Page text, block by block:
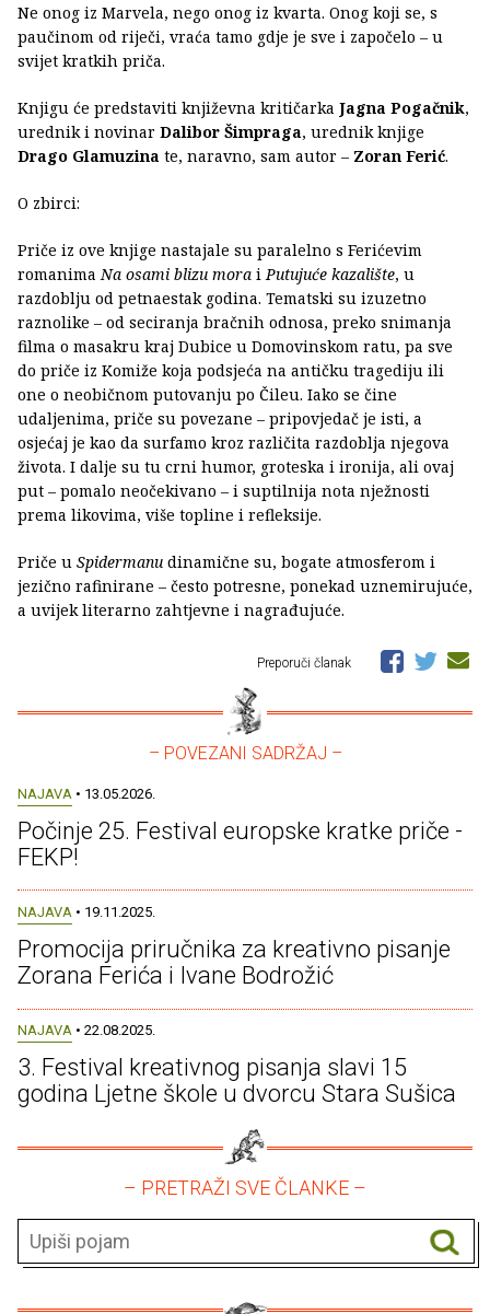
Ne onog iz Marvela, nego onog iz kvarta. Onog koji se, s
paučinom od riječi, vraća tamo gdje je sve i započelo – u
svijet kratkih priča.
Knjigu će predstaviti književna kritičarka Jagna Pogačnik,
urednik i novinar Dalibor Šimpraga, urednik knjige
Drago Glamuzina te, naravno, sam autor – Zoran Ferić.
O zbirci:
Priče iz ove knjige nastajale su paralelno s Ferićevim
romanima Na osami blizu mora i Putujuće kazalište, u
razdoblju od petnaestak godina. Tematski su izuzetno
raznolike – od seciranja bračnih odnosa, preko snimanja
filma o masakru kraj Dubice u Domovinskom ratu, pa sve
do priče iz Komiže koja podsjeća na antičku tragediju ili
one o neobičnom putovanju po Čileu. Iako se čine
udaljenima, priče su povezane – pripovjedač je isti, a
osjećaj je kao da surfamo kroz različita razdoblja njegova
života. I dalje su tu crni humor, groteska i ironija, ali ovaj
put – pomalo neočekivano – i suptilnija nota nježnosti
prema likovima, više topline i refleksije.
Priče u Spidermanu dinamične su, bogate atmosferom i
jezično rafinirane – često potresne, ponekad uznemirujuće,
a uvijek literarno zahtjevne i nagrađujuće.
Preporuči članak
– POVEZANI SADRŽAJ –
NAJAVA • 13.05.2026.
Počinje 25. Festival europske kratke priče -
FEKP!
NAJAVA • 19.11.2025.
Promocija priručnika za kreativno pisanje
Zorana Ferića i Ivane Bodrožić
NAJAVA • 22.08.2025.
3. Festival kreativnog pisanja slavi 15
godina Ljetne škole u dvorcu Stara Sušica
– PRETRAŽI SVE ČLANKE –